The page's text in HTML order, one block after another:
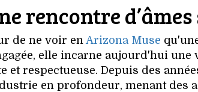
rencontre
de ne voir enArizona Muse
elle incarne aujourd'hui une
et respectueuse. Depuis des
en profondeur, menant des